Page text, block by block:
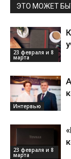
ЭТО МОЖЕТ
23 февраля и 8
марта
Интервью
23 февраля и 8
марта